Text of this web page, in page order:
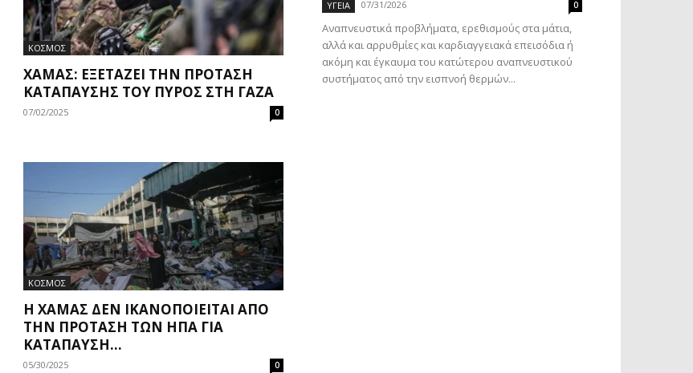
ΚΟΣΜΟΣ
ΧΑΜΆΣ: ΕΞΕΤΆΖΕΙ ΤΗΝ ΠΡΌΤΑΣΗ
ΚΑΤΆΠΑΥΣΗΣ ΤΟΥ ΠΥΡΌΣ ΣΤΗ ΓΆΖΑ
07/02/2025 0
ΚΟΣΜΟΣ
Η ΧΑΜΆΣ ΔΕΝ ΙΚΑΝΟΠΟΙΕΊΤΑΙ ΑΠΌ
ΤΗΝ ΠΡΌΤΑΣΗ ΤΩΝ ΗΠΑ ΓΙΑ
ΚΑΤΆΠΑΥΣΗ...
05/30/2025 0
ΥΓΕΙΑ 07/31/2026 0
Αναπνευστικά προβλήματα, ερεθισμούς στα μάτια,
αλλά και αρρυθμίες και καρδιαγγειακά επεισόδια ή
ακόμη και έγκαυμα του κατώτερου αναπνευστικού
συστήματος από την εισπνοή θερμών...